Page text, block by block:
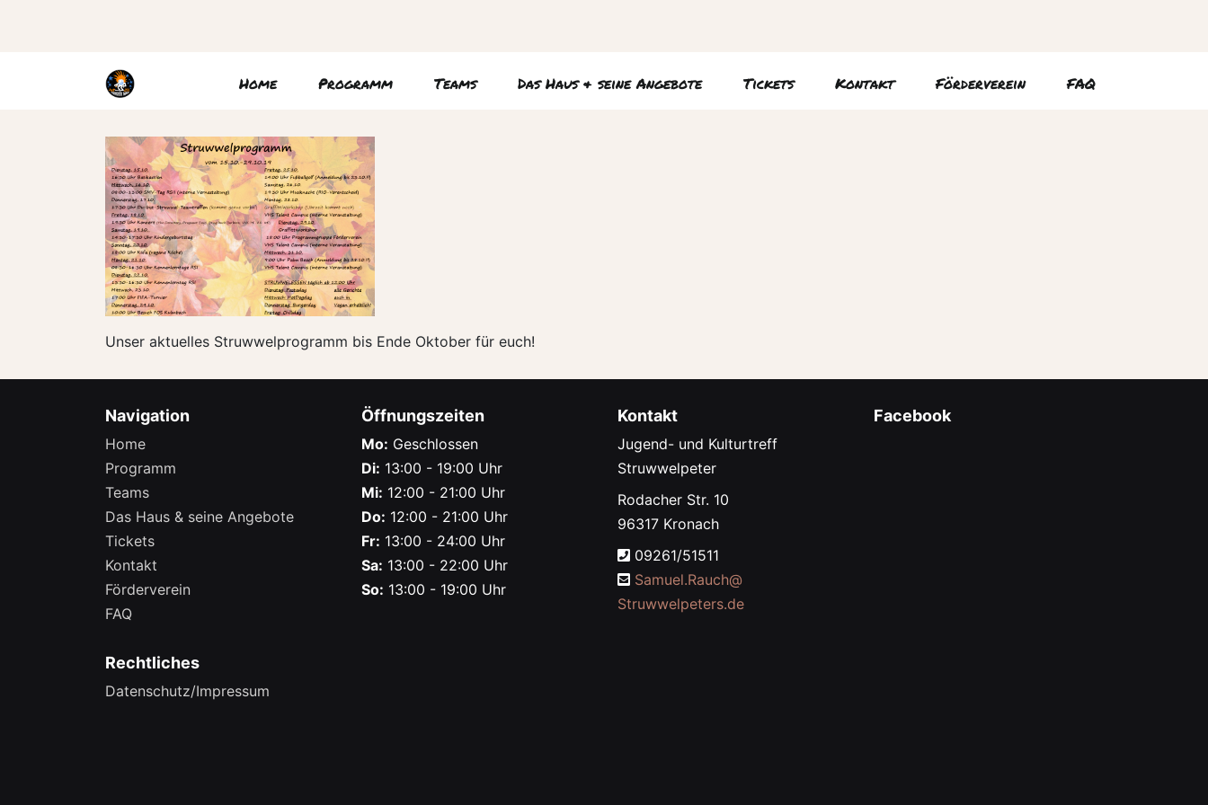
Home Programm Teams Das Haus & seine Angebote Tickets Kontakt Förderverein FAQ
Unser aktuelles Struwwelprogramm bis Ende Oktober für euch!
Navigation
Home
Programm
Teams
Das Haus & seine Angebote
Tickets
Kontakt
Förderverein
FAQ
Rechtliches
Datenschutz/Impressum
Öffnungszeiten
Mo: Geschlossen
Di: 13:00 - 19:00 Uhr
Mi: 12:00 - 21:00 Uhr
Do: 12:00 - 21:00 Uhr
Fr: 13:00 - 24:00 Uhr
Sa: 13:00 - 22:00 Uhr
So: 13:00 - 19:00 Uhr
Kontakt
Jugend- und Kulturtreff
Struwwelpeter
Rodacher Str. 10
96317 Kronach
09261/51511
Samuel.Rauch@
Struwwelpeters.de
Facebook